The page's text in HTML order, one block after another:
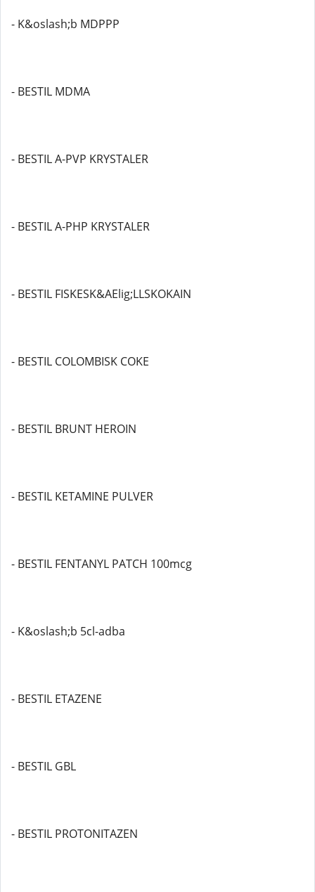
- K&oslash;b MDPPP
- BESTIL MDMA
- BESTIL A-PVP KRYSTALER
- BESTIL A-PHP KRYSTALER
- BESTIL FISKESK&AElig;LLSKOKAIN
- BESTIL COLOMBISK COKE
- BESTIL BRUNT HEROIN
- BESTIL KETAMINE PULVER
- BESTIL FENTANYL PATCH 100mcg
- K&oslash;b 5cl-adba
- BESTIL ETAZENE
- BESTIL GBL
- BESTIL PROTONITAZEN